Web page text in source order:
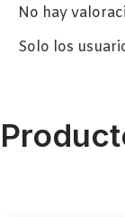
No hay
Solo los